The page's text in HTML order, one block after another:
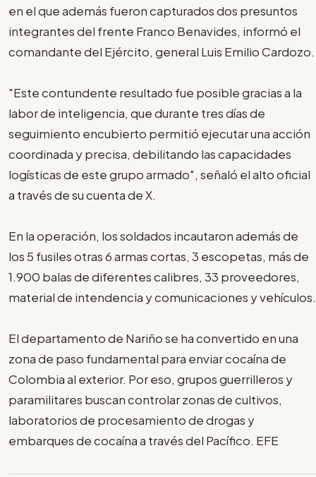
en el que además fueron capturados dos presuntos
integrantes del frente Franco Benavides, informó el
comandante del Ejército, general Luis Emilio Cardozo.
"Este contundente resultado fue posible gracias a la
labor de inteligencia, que durante tres días de
seguimiento encubierto permitió ejecutar una acción
coordinada y precisa, debilitando las capacidades
logísticas de este grupo armado", señaló el alto oficial
a través de su cuenta de X.
En la operación, los soldados incautaron además de
los 5 fusiles otras 6 armas cortas, 3 escopetas, más de
1.900 balas de diferentes calibres, 33 proveedores,
material de intendencia y comunicaciones y vehículos.
El departamento de Nariño se ha convertido en una
zona de paso fundamental para enviar cocaína de
Colombia al exterior. Por eso, grupos guerrilleros y
paramilitares buscan controlar zonas de cultivos,
laboratorios de procesamiento de drogas y
embarques de cocaína a través del Pacífico. EFE